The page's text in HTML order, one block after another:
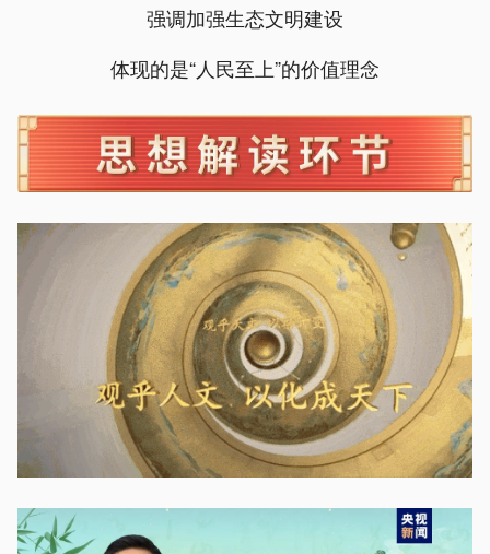
强调加强生态文明建设
体现的是“人民至上”的价值理念